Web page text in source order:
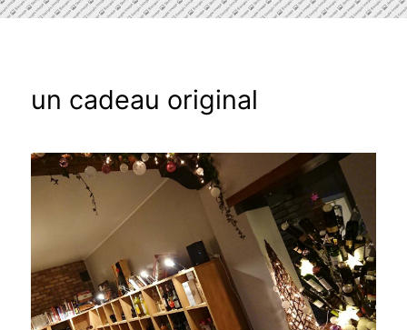
un cadeau original